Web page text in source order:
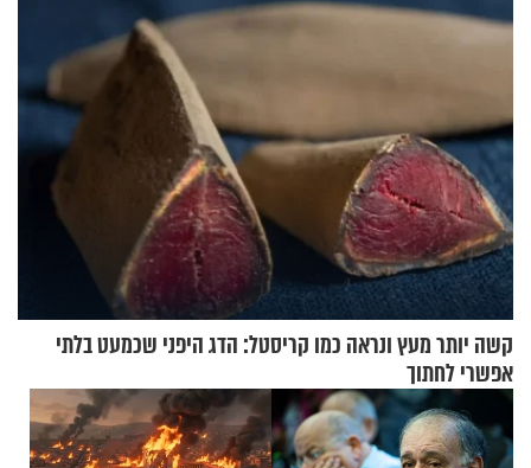
קשה יותר מעץ ונראה כמו קריסטל: הדג היפני שכמעט בלתי
אפשרי לחתוך